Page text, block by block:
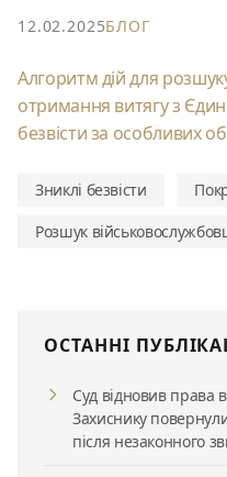
12.02.2025БЛОГ
Алгоритм дій для
отримання витягу з
безвісти за особливих
Зниклі безвісти
Розшук
ОСТАННІ
Суд відновив права
Захиснику
після незаконного